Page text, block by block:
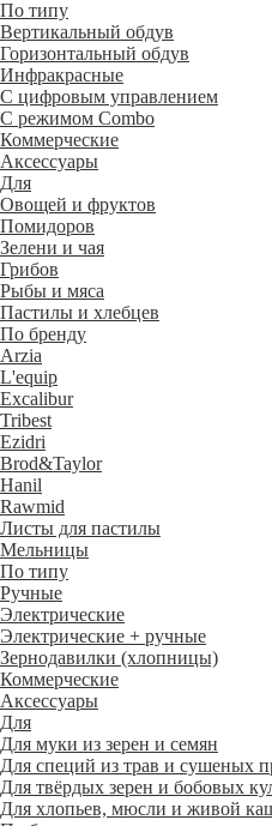
По типу
Вертикальный обдув
Горизонтальный обдув
Инфракрасные
С цифровым управлением
С режимом Combo
Коммерческие
Аксессуары
Для
Овощей и фруктов
Помидоров
Зелени и чая
Грибов
Рыбы и мяса
Пастилы и хлебцев
По бренду
Arzia
L'equip
Excalibur
Tribest
Ezidri
Brod&Taylor
Hanil
Rawmid
Листы для пастилы
Мельницы
По типу
Ручные
Электрические
Электрические + ручные
Зернодавилки (хлопницы)
Коммерческие
Аксессуары
Для
Для муки из зерен и семян
Для специй из трав и сушеных
Для твёрдых зерен и бобовых
Для хлопьев, мюсли и живой